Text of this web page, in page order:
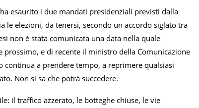
esaurito i due mandati presidenziali previsti dalla
le elezioni, da tenersi, secondo un accordo siglato tra
non è stata comunicata una data nella quale
e di recente il ministro della Comunicazione
a prendere tempo, a reprimere qualsiasi
Non si sa che potrà succedere.
il traffico azzerato, le botteghe chiuse, le vie